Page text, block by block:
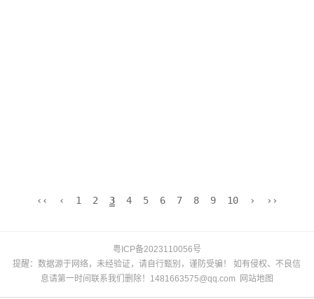
‹‹ ‹ 1 2 3 4 5 6 7 8 9 10 › ››
粤ICP备2023110056号
提醒：数据源于网络，未经验证，请自行甄别，谨防受骗！ 如有侵权、不良信
息请第一时间联系我们删除！1481663575@qq.com
网站地图